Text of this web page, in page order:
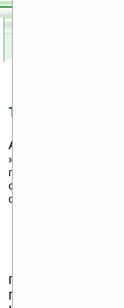
Автор/Источник:
» 04.02.2008 22:37,
просмотров
статья размещена в
оценка: 4.455, 11
усть вас
перемещения